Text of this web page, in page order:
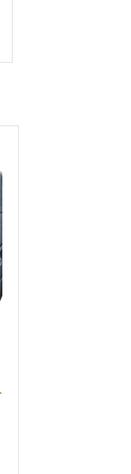
Plage